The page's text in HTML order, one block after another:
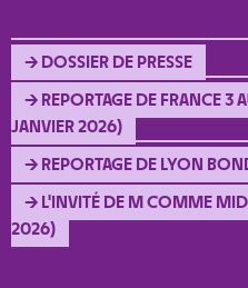
→ DOSSIER DE PRESSE
→ REPORTAGE DE FRANCE 3
JANVIER 2026)
→ REPORTAGE DE LYON
→ L'INVITÉ DE M COMME
2026)